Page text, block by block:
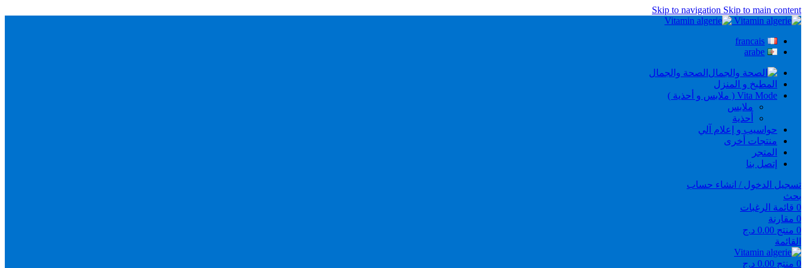
Skip to navigation Skip to main content
francais
arabe
الصحة والجمال
المطبخ و المنزل
Vita Mode ( ملابس و أحذية )
ملابس
أحذية
حواسيب و إعلام آلي
منتجات أخرى
المتجر
إتصل بنا
تسجيل الدخول / انشاء حساب
بحث
0 قائمة الرغبات
0 مقارنة
0 منتج 0.00 د.ج
القائمة
0 منتج 0.00 د.ج